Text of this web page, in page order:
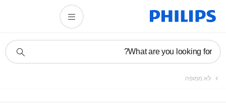
בסמל
What are you looking for?
לא ממופה